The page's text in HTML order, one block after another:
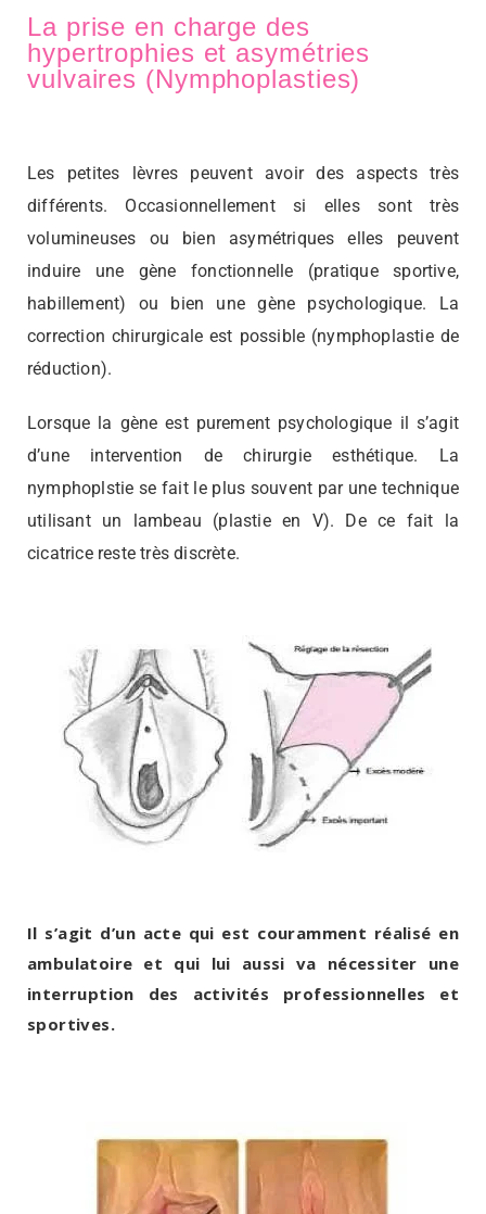
La prise en charge des
hypertrophies et asymétries
vulvaires (Nymphoplasties)
Les petites lèvres peuvent avoir des aspects très
différents. Occasionnellement si elles sont très
volumineuses ou bien asymétriques elles peuvent
induire une gène fonctionnelle (pratique sportive,
habillement) ou bien une gène psychologique. La
correction chirurgicale est possible (nymphoplastie de
réduction).
Lorsque la gène est purement psychologique il s’agit
d’une intervention de chirurgie esthétique. La
nymphoplstie se fait le plus souvent par une technique
utilisant un lambeau (plastie en V). De ce fait la
cicatrice reste très discrète.
Il s’agit d’un acte qui est couramment réalisé en
ambulatoire et qui lui aussi va nécessiter une
interruption des activités professionnelles et
sportives.